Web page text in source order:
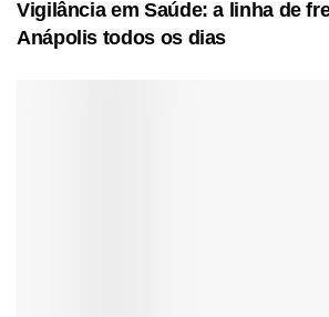
Vigilância em Saúde: a linha de
Anápolis todos os dias